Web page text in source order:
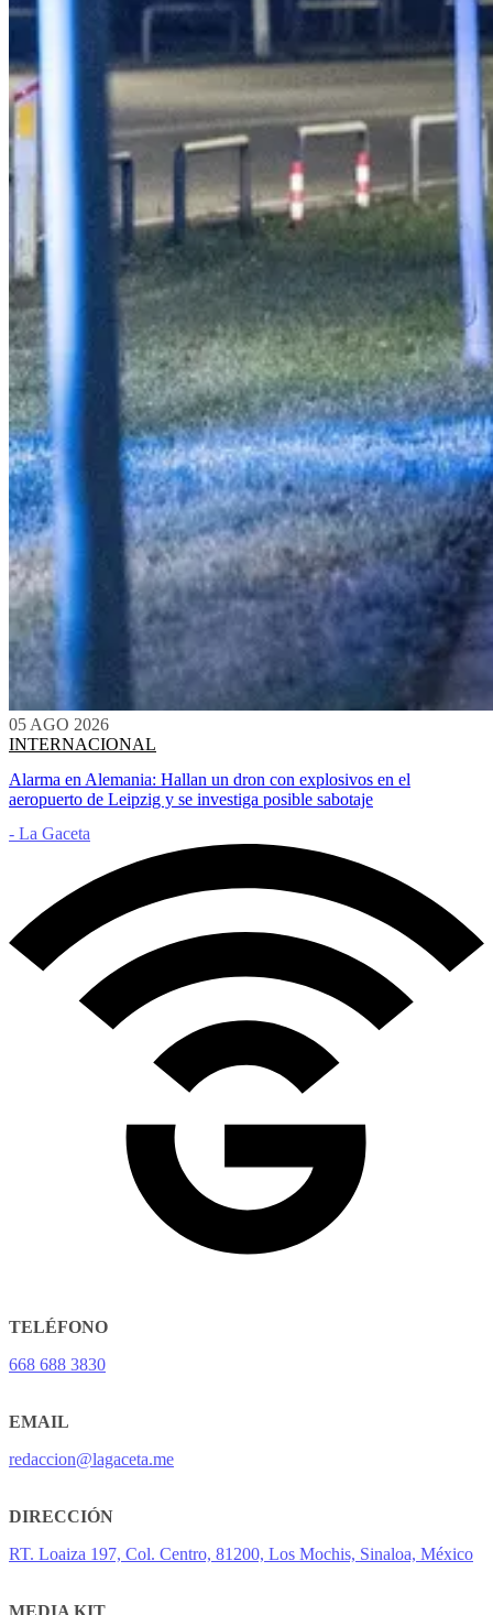
05 AGO 2026
INTERNACIONAL
Alarma en Alemania: Hallan un dron con explosivos en el
aeropuerto de Leipzig y se investiga posible sabotaje
- La Gaceta
TELÉFONO
668 688 3830
EMAIL
redaccion@lagaceta.me
DIRECCIÓN
RT. Loaiza 197, Col. Centro, 81200, Los Mochis, Sinaloa, México